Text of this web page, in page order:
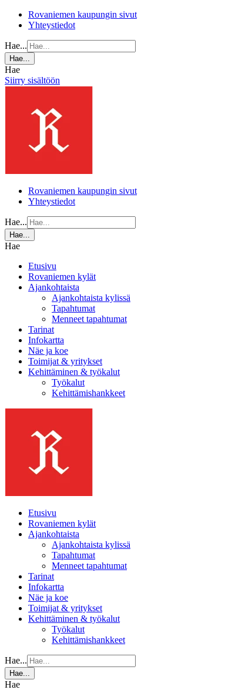
Rovaniemen kaupungin sivut
Yhteystiedot
Hae...
Hae...
Hae
Siirry sisältöön
Rovaniemen kaupungin sivut
Yhteystiedot
Hae...
Hae...
Hae
Etusivu
Rovaniemen kylät
Ajankohtaista
Ajankohtaista kylissä
Tapahtumat
Menneet tapahtumat
Tarinat
Infokartta
Näe ja koe
Toimijat & yritykset
Kehittäminen & työkalut
Työkalut
Kehittämishankkeet
Etusivu
Rovaniemen kylät
Ajankohtaista
Ajankohtaista kylissä
Tapahtumat
Menneet tapahtumat
Tarinat
Infokartta
Näe ja koe
Toimijat & yritykset
Kehittäminen & työkalut
Työkalut
Kehittämishankkeet
Hae...
Hae...
Hae